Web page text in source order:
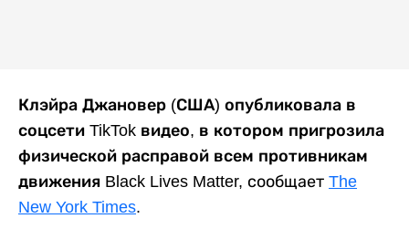
Клэйра Джановер (США) опубликовала в
соцсети TikTok видео, в котором пригрозила
физической расправой всем противникам
движения Black Lives Matter, сообщает The
New York Times.